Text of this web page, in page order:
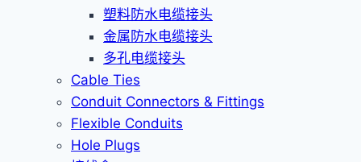
塑料防水电缆接头
金属防水电缆接头
多孔电缆接头
Cable Ties
Conduit Connectors & Fittings
Flexible Conduits
Hole Plugs